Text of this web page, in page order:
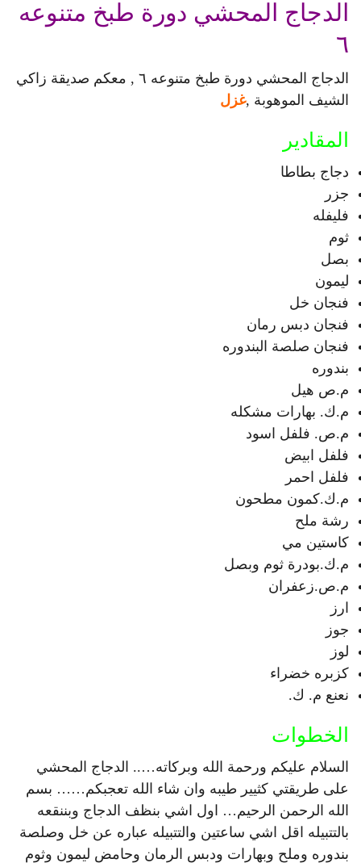
الدجاج المحشي دورة طبخ متنوعه
٦
الدجاج المحشي دورة طبخ متنوعه ٦ , معكم صديقة زاكي
الشيف الموهوبة ,غزل
المقادير
دجاج بطاطا
جزر
فليفله
ثوم
بصل
ليمون
فنجان خل
فنجان دبس رمان
فنجان صلصة البندوره
بندوره
م.ص هيل
م.ك. بهارات مشكله
م.ص. فلفل اسود
فلفل ابيض
فلفل احمر
م.ك.كمون مطحون
رشة ملح
كاستين مي
م.ك.بودرة ثوم وبصل
م.ص.زعفران
ارز
جوز
لوز
كزبره خضراء
نعنع م. ك.
الخطوات
السلام عليكم ورحمة الله وبركاته….. الدجاج المحشي
على طريقتي كثيير طيبه وان شاء الله تعجبكم…… بسم
الله الرحمن الرحيم… اول اشي بنظف الدجاج وبننقعه
بالتتبيله اقل اشي ساعتين والتتبيله عباره عن خل وصلصة
بندوره وملح وبهارات ودبس الرمان وحامض ليمون وثوم